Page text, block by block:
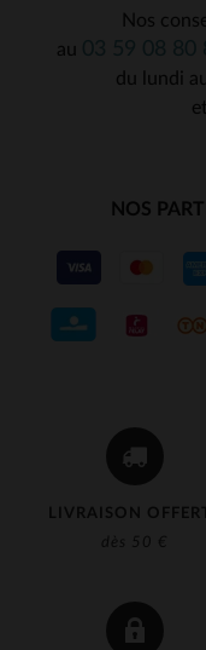
LIVRAISON
dès 50 €
Nos
au
du lundi
NOS